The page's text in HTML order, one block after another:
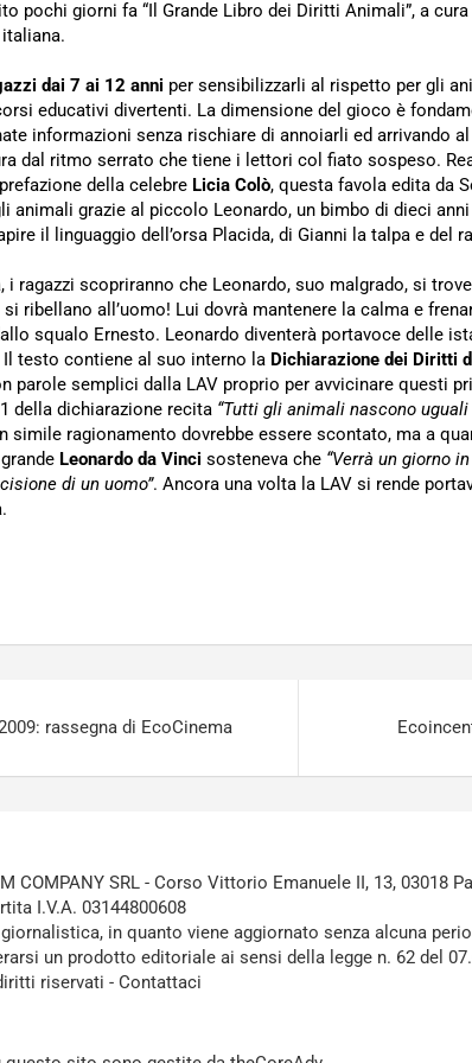
pochi giorni fa “Il Grande Libro dei Diritti Animali”, a
dai 7 ai 12 anni per sensibilizzarli al rispetto per gli
educativi divertenti. La dimensione del gioco è
informazioni senza rischiare di annoiarli ed arrivando
dal ritmo serrato che tiene i lettori col fiato sospeso.
della celebre Licia Colò, questa favola edita da
animali grazie al piccolo Leonardo, un bimbo di dieci
il linguaggio dell’orsa Placida, di Gianni la talpa e del
i ragazzi scopriranno che Leonardo, suo malgrado, si
ribellano all’uomo! Lui dovrà mantenere la calma e
squalo Ernesto. Leonardo diventerà portavoce delle
testo contiene al suo interno la Dichiarazione dei Diritti
parole semplici dalla LAV proprio per avvicinare questi
della dichiarazione recita “Tutti gli animali nascono
simile ragionamento dovrebbe essere scontato, ma a
Leonardo da Vinci sosteneva che “Verrà un giorno
di un uomo”. Ancora una volta la LAV si rende
rassegna di EcoCinema
COMPANY SRL - Corso Vittorio Emanuele II, 13, 03018
I.V.A. 03144800608
in quanto viene aggiornato senza alcuna
un prodotto editoriale ai sensi della legge n. 62 del
riservati - Contattaci